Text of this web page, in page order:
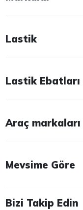
Lastik
Lastik Ebatları
Araç markaları
Mevsime Göre
Bizi Takip Edin